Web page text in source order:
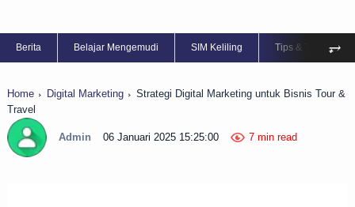
Berita Belajar Mengemudi SIM Keliling Tips & Trik ⥅
Home Digital Marketing
Strategi Digital Marketing untuk Bisnis Tour &
Travel
Admin 06 Januari 2025 15:25:00 7 min read